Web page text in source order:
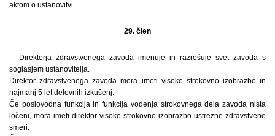
aktom o ustanovitvi.
29. člen
Direktorja zdravstvenega zavoda imenuje in razrešuje svet zavoda s
soglasjem ustanovitelja.
Direktor zdravstvenega zavoda mora imeti visoko strokovno izobrazbo in
najmanj 5 let delovnih izkušenj.
Če poslovodna funkcija in funkcija vodenja strokovnega dela zavoda nista
ločeni, mora imeti direktor visoko strokovno izobrazbo ustrezne zdravstvene
smeri.